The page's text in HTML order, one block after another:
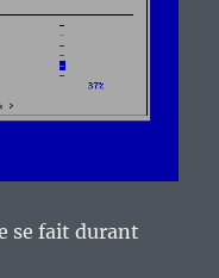
se fait durant